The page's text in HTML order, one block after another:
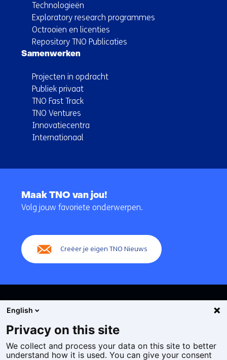
Technologieën
Exploratory research programmes
Octrooien en licenties
Repository TNO Publicaties
Samenwerken
Projecten in opdracht
Publiek privaat
TNO Fast Track
TNO Ventures
Innovatiecentra
Internationaal
navigatie
Maak TNO van jou!
Volg jouw favoriete onderwerpen.
Creëer je eigen TNO Nieuws
Cookies
Privacy statement
English
Privacy on this site
We collect and process your data on this site to better
understand how it is used. You can give your consent